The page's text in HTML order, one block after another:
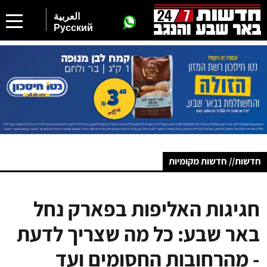
العربية
Русский
חדשות// חדשות מקומיות
חגיגות האליפות בפארק נחל
באר שבע: כל מה שצריך לדעת
- מהרחובות החסומים ועד